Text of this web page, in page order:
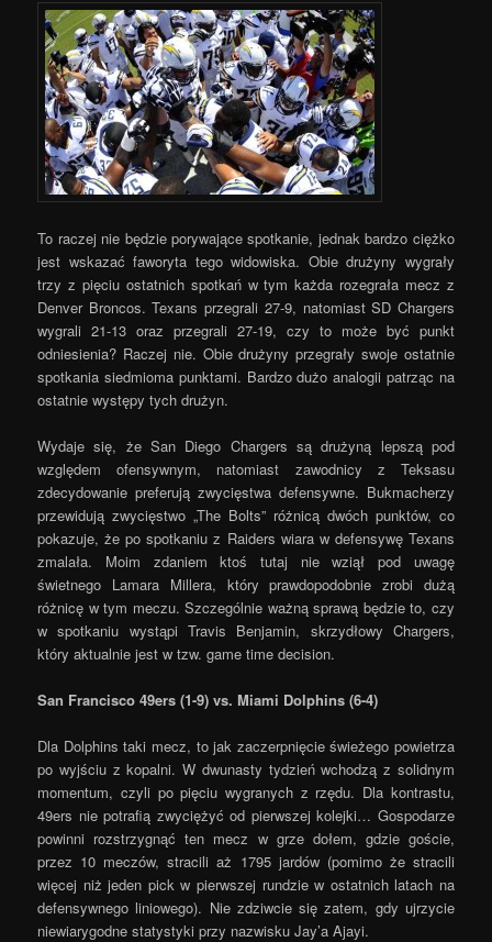
To raczej nie będzie porywające spotkanie, jednak bardzo ciężko
jest wskazać faworyta tego widowiska. Obie drużyny wygrały
trzy z pięciu ostatnich spotkań w tym każda rozegrała mecz z
Denver Broncos. Texans przegrali 27-9, natomiast SD Chargers
wygrali 21-13 oraz przegrali 27-19, czy to może być punkt
odniesienia? Raczej nie. Obie drużyny przegrały swoje ostatnie
spotkania siedmioma punktami. Bardzo dużo analogii patrząc na
ostatnie występy tych drużyn.
Wydaje się, że San Diego Chargers są drużyną lepszą pod
względem ofensywnym, natomiast zawodnicy z Teksasu
zdecydowanie preferują zwycięstwa defensywne. Bukmacherzy
przewidują zwycięstwo „The Bolts” różnicą dwóch punktów, co
pokazuje, że po spotkaniu z Raiders wiara w defensywę Texans
zmalała. Moim zdaniem ktoś tutaj nie wziął pod uwagę
świetnego Lamara Millera, który prawdopodobnie zrobi dużą
różnicę w tym meczu. Szczególnie ważną sprawą będzie to, czy
w spotkaniu wystąpi Travis Benjamin, skrzydłowy Chargers,
który aktualnie jest w tzw. game time decision.
San Francisco 49ers (1-9) vs. Miami Dolphins (6-4)
Dla Dolphins taki mecz, to jak zaczerpnięcie świeżego powietrza
po wyjściu z kopalni. W dwunasty tydzień wchodzą z solidnym
momentum, czyli po pięciu wygranych z rzędu. Dla kontrastu,
49ers nie potrafią zwyciężyć od pierwszej kolejki… Gospodarze
powinni rozstrzygnąć ten mecz w grze dołem, gdzie goście,
przez 10 meczów, stracili aż 1795 jardów (pomimo że stracili
więcej niż jeden pick w pierwszej rundzie w ostatnich latach na
defensywnego liniowego). Nie zdziwcie się zatem, gdy ujrzycie
niewiarygodne statystyki przy nazwisku Jay’a Ajayi.